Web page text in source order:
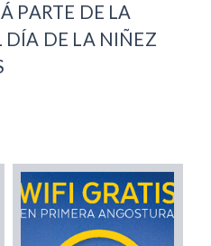
PARTE DE LA
DÍA DE LA NIÑEZ